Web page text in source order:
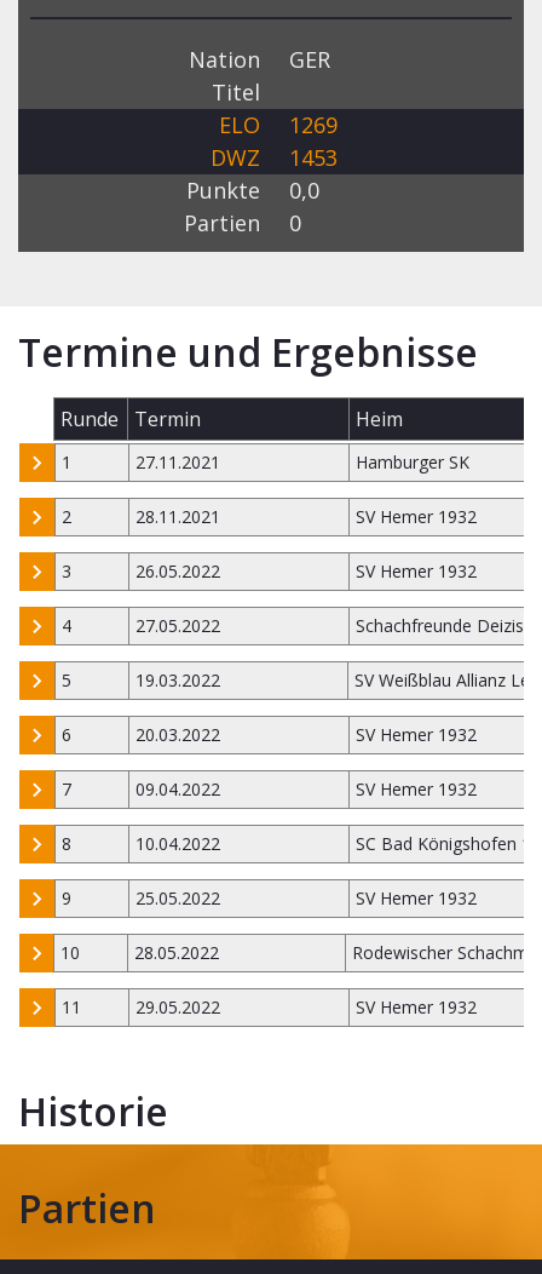
Nation
GER
Titel
ELO
1269
DWZ
1453
Punkte
0,0
Partien
0
Termine und Ergebnisse
Runde Termin Heim
1 27.11.2021 Hamburger SK
2 28.11.2021 SV Hemer 1932
3 26.05.2022 SV Hemer 1932
4 27.05.2022 Schachfreunde
5 19.03.2022 SV Weißblau Allianz
6 20.03.2022 SV Hemer 1932
7 09.04.2022 SV Hemer 1932
8 10.04.2022 SC Bad Königshofen
9 25.05.2022 SV Hemer 1932
10 28.05.2022 Rodewischer
11 29.05.2022 SV Hemer 1932
Historie
Partien